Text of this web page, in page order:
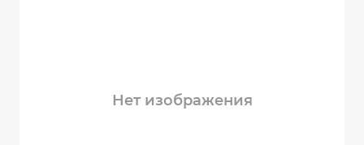
Нет изображения